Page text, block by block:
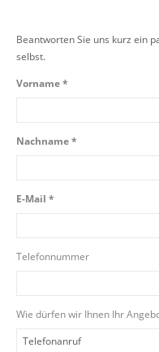
Beantworten Sie uns kurz ein
selbst.
Vorname *
Nachname *
E-Mail *
Telefonnummer
Wie dürfen wir Ihnen Ihr